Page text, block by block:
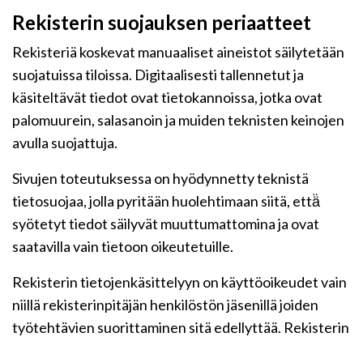
Rekisterin suojauksen periaatteet
Rekisteriä koskevat manuaaliset aineistot säilytetään
suojatuissa tiloissa. Digitaalisesti tallennetut ja
käsiteltävät tiedot ovat tietokannoissa, jotka ovat
palomuurein, salasanoin ja muiden teknisten keinojen
avulla suojattuja.
Sivujen toteutuksessa on hyödynnetty teknistä
tietosuojaa, jolla pyritään huolehtimaan siitä, että̈
syötetyt tiedot säilyvät muuttumattomina ja ovat
saatavilla vain tietoon oikeutetuille.
Rekisterin tietojenkäsittelyyn on käyttöoikeudet vain
niillä rekisterinpitäjän henkilöstön jäsenillä joiden
työtehtävien suorittaminen sitä edellyttää. Rekisterin